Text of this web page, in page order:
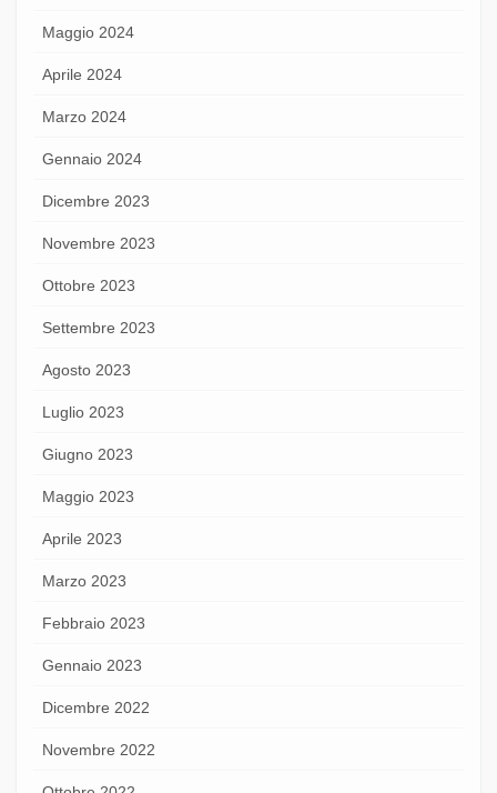
Maggio 2024
Aprile 2024
Marzo 2024
Gennaio 2024
Dicembre 2023
Novembre 2023
Ottobre 2023
Settembre 2023
Agosto 2023
Luglio 2023
Giugno 2023
Maggio 2023
Aprile 2023
Marzo 2023
Febbraio 2023
Gennaio 2023
Dicembre 2022
Novembre 2022